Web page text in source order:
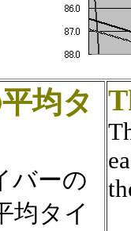
均タ
バーの
均タイ